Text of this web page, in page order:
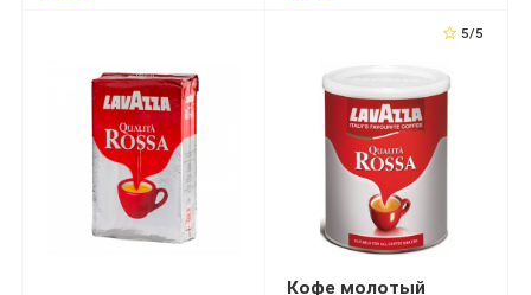
5/5
Кофе молотый